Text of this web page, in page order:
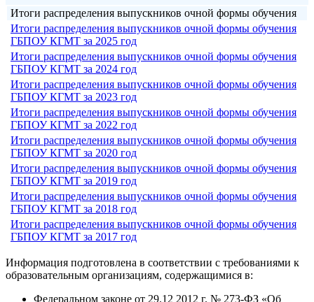
Итоги распределения выпускников очной формы обучения
Итоги распределения выпускников очной формы обучения
ГБПОУ КГМТ за 2025 год
Итоги распределения выпускников очной формы обучения
ГБПОУ КГМТ за 2024 год
Итоги распределения выпускников очной формы обучения
ГБПОУ КГМТ за 2023 год
Итоги распределения выпускников очной формы обучения
ГБПОУ КГМТ за 2022 год
Итоги распределения выпускников очной формы обучения
ГБПОУ КГМТ за 2020 год
Итоги распределения выпускников очной формы обучения
ГБПОУ КГМТ за 2019 год
Итоги распределения выпускников очной формы обучения
ГБПОУ КГМТ за 2018 год
Итоги распределения выпускников очной формы обучения
ГБПОУ КГМТ за 2017 год
Информация подготовлена в соответствии с требованиями к
образовательным организациям, содержащимися в:
Федеральном законе от 29.12 2012 г. № 273-ФЗ «Об